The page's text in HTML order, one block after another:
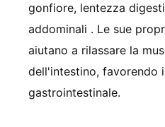
gonfiore, lentezza
addominali . Le sue
aiutano a rilassare la
dell'intestino, favorendo
gastrointestinale.